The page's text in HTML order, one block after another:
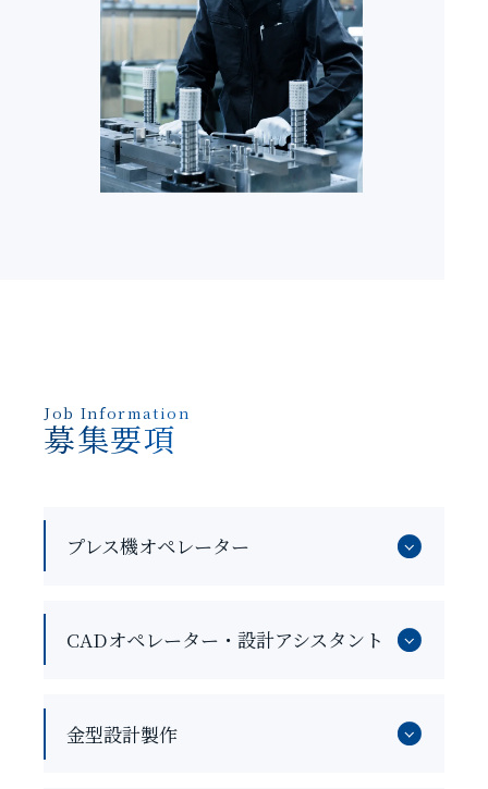
Job Information
募集要項
プレス機オペレーター
CADオペレーター・設計アシスタント
金型設計製作